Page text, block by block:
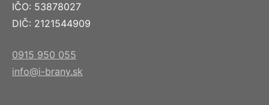
IČO: 53878027
DIČ: 2121544909
0915 950 055
info@i-brany.sk